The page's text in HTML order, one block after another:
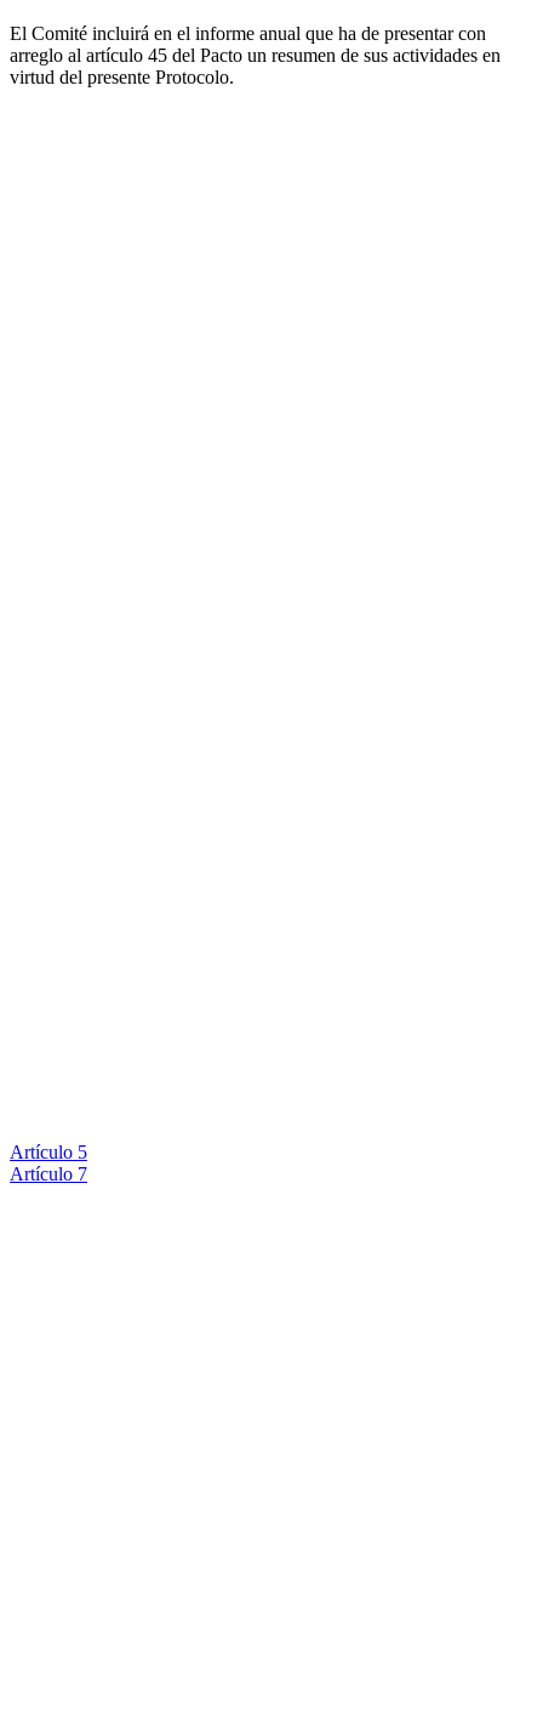
El Comité incluirá en el informe anual que ha de presentar con
arreglo al artículo 45 del Pacto un resumen de sus actividades en
virtud del presente Protocolo.
Artículo 5
Artículo 7